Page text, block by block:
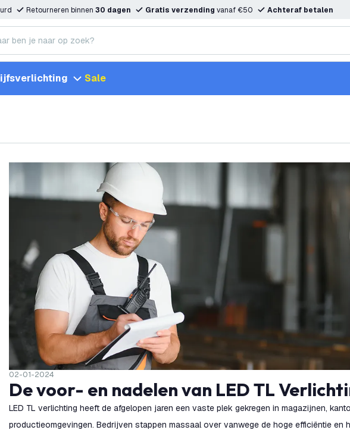
Retourneren binnen 30 dagen Gratis verzending vanaf €50 Achteraf betalen
Sale
02-01-2024
De voor- en nadelen van LED TL
LED TL verlichting heeft de afgelopen jaren een vaste plek gekregen in magazijnen,
productieomgevingen. Bedrijven stappen massaal over vanwege de hoge efficiëntie en